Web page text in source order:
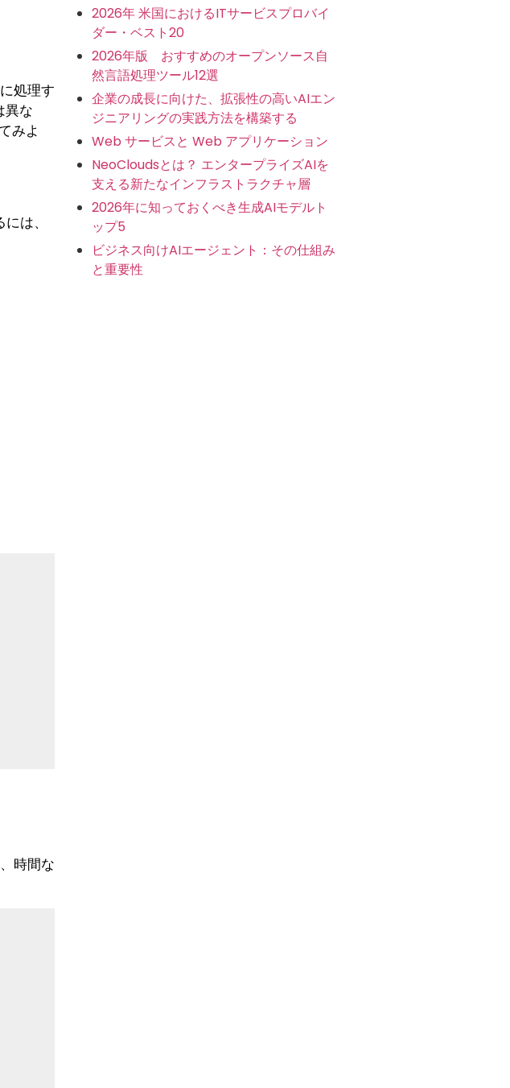
処理す
異な
みよ
は、
時間な
2026年 米国におけるITサービスプロバイ
ダー・ベスト20
2026年版 おすすめのオープンソース自
然言語処理ツール12選
企業の成長に向けた、拡張性の高いAIエン
ジニアリングの実践方法を構築する
Web サービスと Web アプリケーション
NeoCloudsとは？ エンタープライズAIを
支える新たなインフラストラクチャ層
2026年に知っておくべき生成AIモデルト
ップ5
ビジネス向けAIエージェント：その仕組み
と重要性